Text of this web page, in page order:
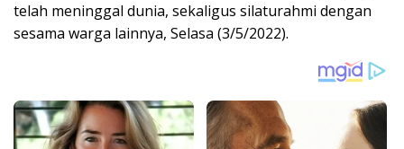
telah meninggal dunia, sekaligus silaturahmi dengan
sesama warga lainnya, Selasa (3/5/2022).